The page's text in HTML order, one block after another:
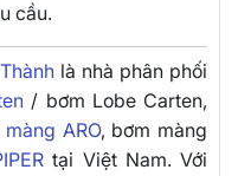
cầu.
là nhà phân phối
/ bơm Lobe Carten,
ARO, bơm màng
tại Việt Nam. Với